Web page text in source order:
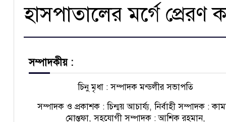
হাসপাতালের মর্গে প্রেরণ
সম্পাদকীয় :
চিনু মৃধা : সম্পাদক মন্ডলীর সভাপতি
সম্পাদক ও প্রকাশক : চিন্ময় আচার্য্য, নির্বাহী সম্পাদক :
মোস্তফা, সহযোগী সম্পাদক : আশিক রহমান,